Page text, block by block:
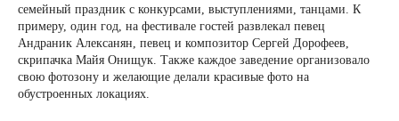
семейный праздник с конкурсами, выступлениями, танцами. К
примеру, один год, на фестивале гостей развлекал певец
Андраник Алексанян, певец и композитор Сергей Дорофеев,
скрипачка Майя Онищук. Также каждое заведение организовало
свою фотозону и желающие делали красивые фото на
обустроенных локациях.